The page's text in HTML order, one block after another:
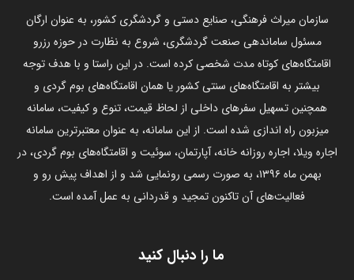
سازمان میراث فرهنگی، صنایع دستی و گردشگری کشور، به عنوان ارگان
مسئول ساماندهی صنعت گردشگری، شروع به نظارت در حوزه رزرو
اقامتگاه‌های کوتاه مدت شخصی کرده است. در این راستا و با هدف توجه
بیشتر به اقامتگاه‌های سنتی کشور یا همان اقامتگاه‌های بوم گردی و
همچنین تسهیل سفرهای داخلی از لحاظ قیمت، تنوع و کیفیت، سامانه
میزبون راه اندازی شده است. از این سامانه، به عنوان معتبرترین سامانه
اجاره ویلا، اجاره روزانه خانه، آپارتمان، سوئیت و اقامتگاه‌های بوم گردی، در
بهمن ماه ۱۳۹۶، به صورت رسمی رونمایی شد و از اهداف پیش رو و
فعالیت‌های آن تاکنون تمجید و قدردانی به عمل آمده است.
ما را دنبال کنید